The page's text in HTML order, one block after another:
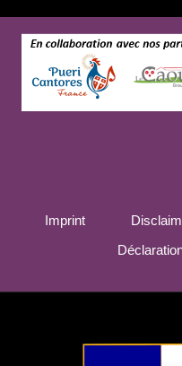
Imprint